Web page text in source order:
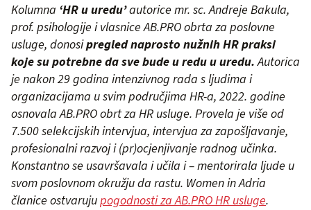
Kolumna ‘HR u uredu’autorice mr. sc. Andreje Bakula,
prof. psihologije i vlasnice AB.PRO obrta za poslovne
usluge, donosipregled naprosto nužnih HR praksi
koje su potrebne da sve bude u redu u uredu.Autorica
je nakon 29 godina intenzivnog rada s ljudima i
organizacijama u svim područjima HR-a, 2022. godine
osnovala AB.PRO obrt za HR usluge. Provela je više od
7.500 selekcijskih intervjua, intervjua za zapošljavanje,
profesionalni razvoj i (pr)ocjenjivanje radnog učinka.
Konstantno se usavršavala i učila i – mentorirala ljude u
svom poslovnom okružju da rastu. Women in Adria
članice ostvarujupogodnosti za AB.PRO HR usluge.